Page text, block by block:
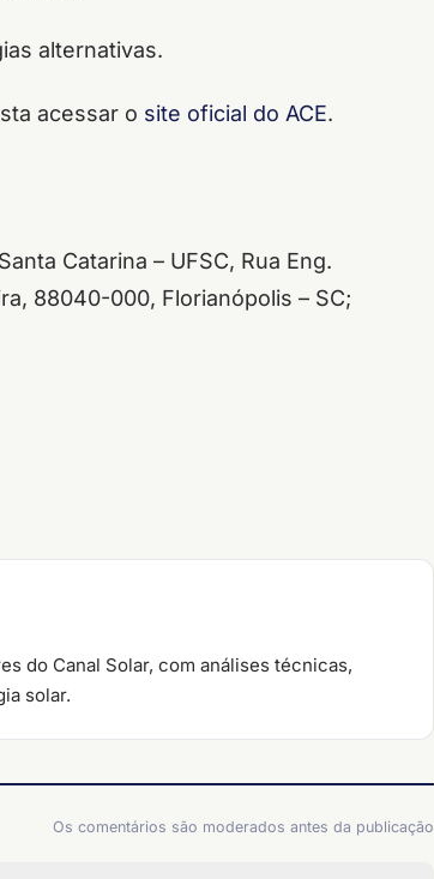
alternativas.
acessar o site oficial do ACE.
Catarina – UFSC, Rua Eng.
88040-000, Florianópolis – SC;
do Canal Solar, com análises técnicas,
solar.
Os comentários são moderados antes da publicação